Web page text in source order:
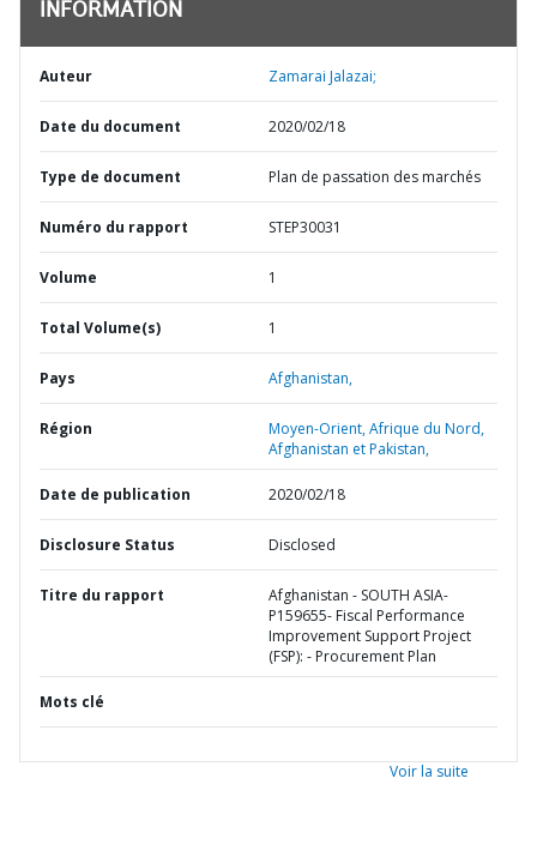
INFORMATION
Auteur Zamarai Jalazai;
Date du document 2020/02/18
Type de document Plan de passation des marchés
Numéro du rapport STEP30031
Volume 1
Total Volume(s) 1
Pays Afghanistan,
Région
Moyen-Orient, Afrique du Nord,
Afghanistan et Pakistan,
Date de publication 2020/02/18
Disclosure Status Disclosed
Titre du rapport
Afghanistan - SOUTH ASIA-
P159655- Fiscal Performance
Improvement Support Project
(FSP): - Procurement Plan
Mots clé
Voir la suite